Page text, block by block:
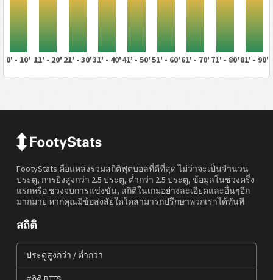
0' - 10' 11' - 20' 21' - 30'31' - 40'41' - 50'51' - 60'61' - 70' 71' - 80'81' - 90'
FootyStats คือแหล่งรวมสถิติฟุตบอลที่ดีที่สุด ไม่ว่าจะเป็นจำนวน
ประตู, การยิงสูงกว่า 2.5 ประตู, ต่ำกว่า 2.5 ประตู, ข้อมูลในช่วงครึ่ง
แรกหรือ ช่วงจบการแข่งขัน, สถิติในเกมอย่างละเอียดและอื่นๆอีก
มากมาย หากคุณมีข้อสงสัยใดใดสามารถปรึกษาพวกเราได้ทันที
สถิติ
ประตูสูงกว่า / ต่ำกว่า